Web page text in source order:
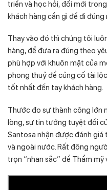
triển và học hỏi, đổi mới
khách hàng cần gì để đi
Thay vào đó thì chúng tôi
hàng, để đưa ra đúng theo
phù hợp với khuôn mặt của
phong thuỷ để củng cố tài
tốt nhất đến tay khách hàng.
Thước đo sự thành công lớn
lòng, sự tin tưởng tuyệt đối
Santosa nhận được đánh
và ngoài nước. Rất đông
trọn “nhan sắc” để Thẩm